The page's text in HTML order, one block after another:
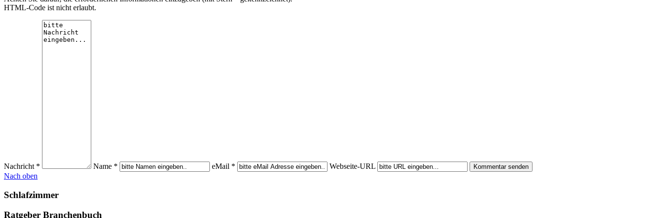
HTML-Code ist nicht erlaubt.
Nachricht * Name * eMail *
Webseite-URL
Nach oben
Schlafzimmer
Ratgeber Branchenbuch